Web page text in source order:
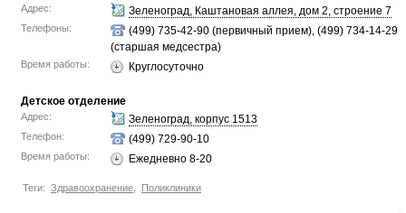
Адрес: Зеленоград, Каштановая аллея, дом 2, строение 7
Телефоны:
(499) 735-42-90 (первичный прием), (499) 734-14-29
(старшая медсестра)
Время работы: Круглосуточно
Детское отделение
Адрес: Зеленоград, корпус 1513
Телефон: (499) 729-90-10
Время работы: Ежедневно 8-20
Теги: Здравоохранение Поликлиники